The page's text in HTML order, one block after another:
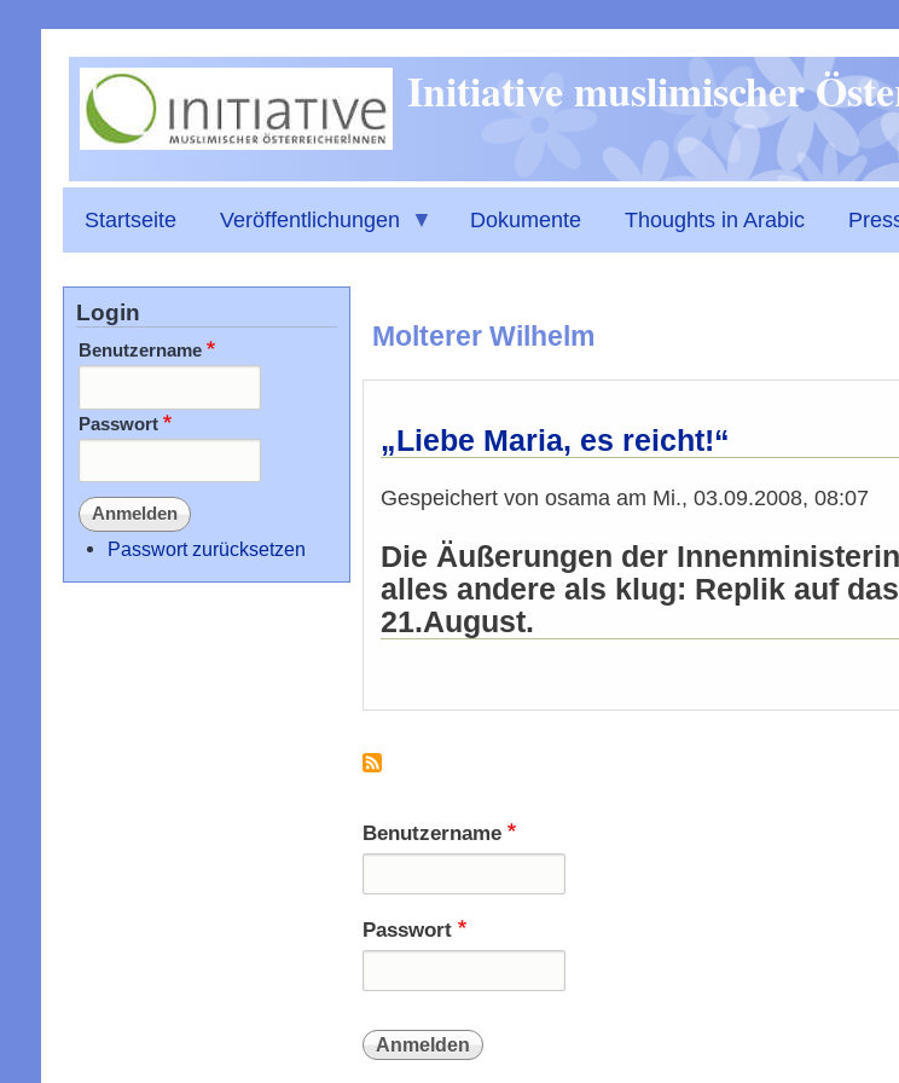
zum
Inhalt
Initiative muslimischer
Startseite Veröffentlichungen Dokumente Thoughts in Arabic
Molterer Wilhelm
„Liebe Maria, es reicht!“
Gespeichert von osamaam Mi., 03.09.2008, 08:07
Die Äußerungen der
alles andere als klug: Replik auf
21.August.
Benutzername
Passwort
Login
Benutzername
Passwort
Passwort zurücksetzen